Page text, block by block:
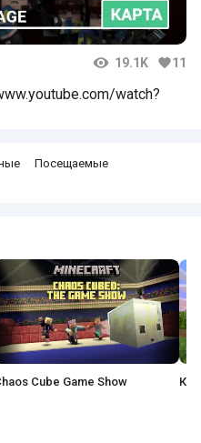
19.1K 11
watch?
Посещаемые
Cube Game Show